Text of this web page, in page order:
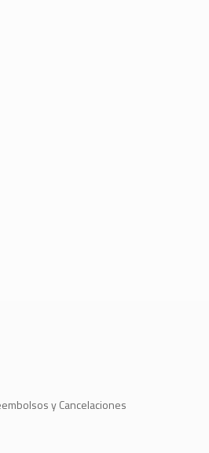
y Cancelaciones